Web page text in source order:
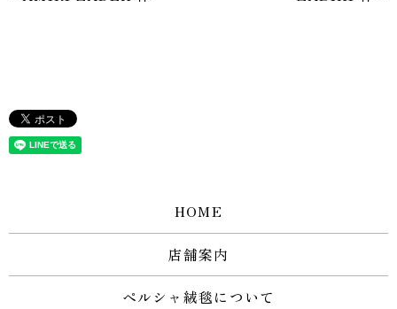
HOME
店舗案内
ペルシャ絨毯について